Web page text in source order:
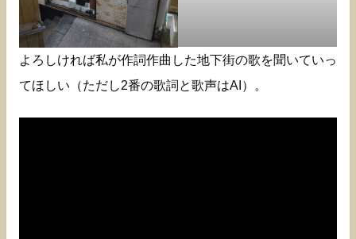
よろしければ私が作詞作曲した地下街の歌を聞いていっ
てほしい（ただし2番の歌詞と歌声はAI）。